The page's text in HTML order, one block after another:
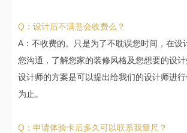
Q：设计后不满意会收费么？
A：不收费的。只是为了不耽误您时间，在设
您沟通，了解您家的装修风格及您想要的设
设计师的方案是可以提出给我们的设计师进
为止。
Q：申请体验卡后多久可以联系我量尺？